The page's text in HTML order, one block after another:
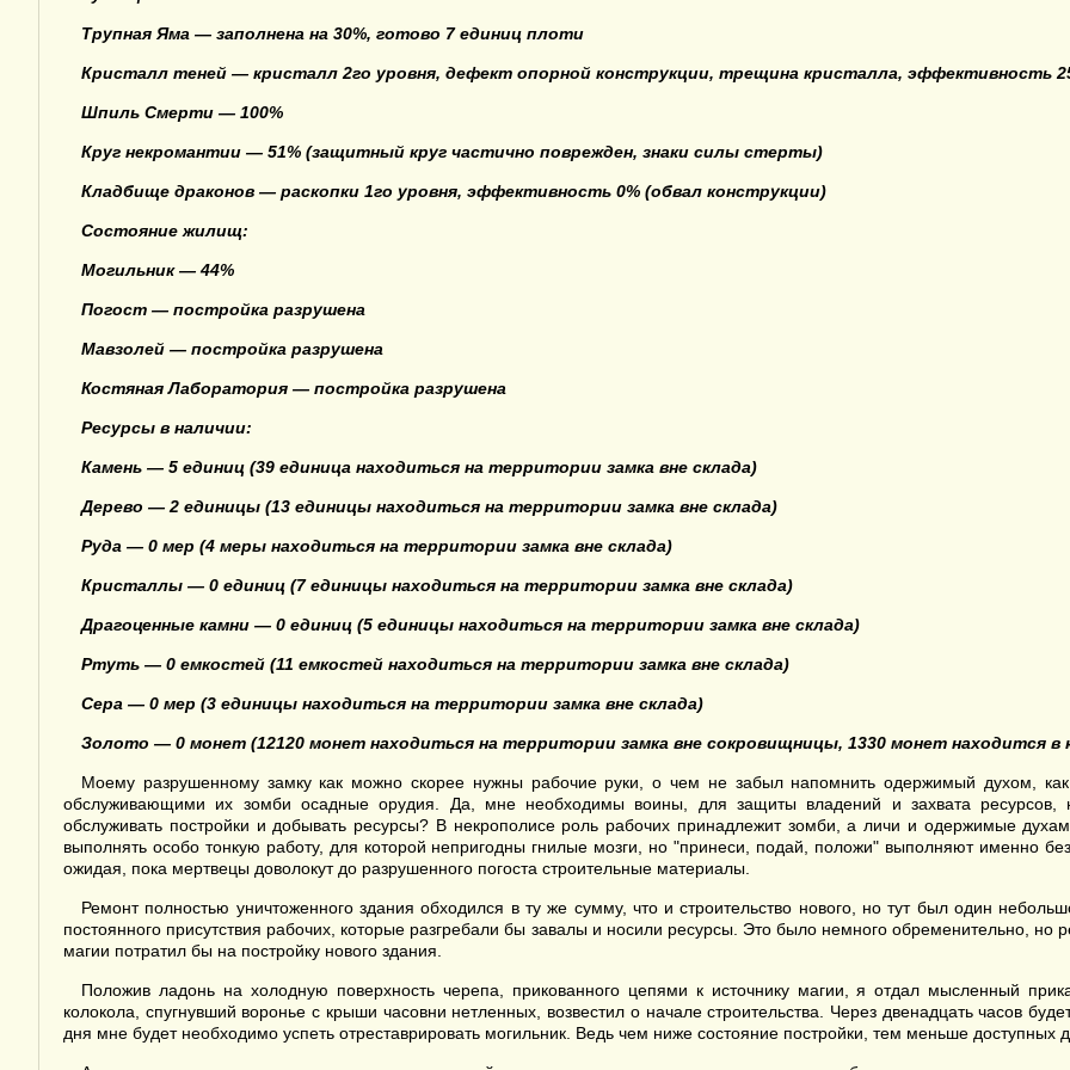
Трупная Яма — заполнена на 30%, готово 7 единиц плоти
Кристалл теней — кристалл 2го уровня, дефект опорной конструкции, трещина кристалла, эффективность
Шпиль Смерти — 100%
Круг некромантии — 51% (защитный круг частично поврежден, знаки силы стерты)
Кладбище драконов — раскопки 1го уровня, эффективность 0% (обвал конструкции)
Состояние жилищ:
Могильник — 44%
Погост — постройка разрушена
Мавзолей — постройка разрушена
Костяная Лаборатория — постройка разрушена
Ресурсы в наличии:
Камень — 5 единиц (39 единица находиться на территории замка вне склада)
Дерево — 2 единицы (13 единицы находиться на территории замка вне склада)
Руда — 0 мер (4 меры находиться на территории замка вне склада)
Кристаллы — 0 единиц (7 единицы находиться на территории замка вне склада)
Драгоценные камни — 0 единиц (5 единицы находиться на территории замка вне склада)
Ртуть — 0 емкостей (11 емкостей находиться на территории замка вне склада)
Сера — 0 мер (3 единицы находиться на территории замка вне склада)
Золото — 0 монет (12120 монет находиться на территории замка вне сокровищницы, 1330 монет находится в
Моему разрушенному замку как можно скорее нужны рабочие руки, о чем не забыл напомнить одержимый духом,
обслуживающими их зомби осадные орудия. Да, мне необходимы воины, для защиты владений и захвата ресурсов,
обслуживать постройки и добывать ресурсы? В некрополисе роль рабочих принадлежит зомби, а личи и одержимые
выполнять особо тонкую работу, для которой непригодны гнилые мозги, но "принеси, подай, положи" выполняют именно
ожидая, пока мертвецы доволокут до разрушенного погоста строительные материалы.
Ремонт полностью уничтоженного здания обходился в ту же сумму, что и строительство нового, но тут был один
постоянного присутствия рабочих, которые разгребали бы завалы и носили ресурсы. Это было немного обременительно, но
магии потратил бы на постройку нового здания.
Положив ладонь на холодную поверхность черепа, прикованного цепями к источнику магии, я отдал мысленный
колокола, спугнувший воронье с крыши часовни нетленных, возвестил о начале строительства. Через двенадцать часов
дня мне будет необходимо успеть отреставрировать могильник. Ведь чем ниже состояние постройки, тем меньше доступных